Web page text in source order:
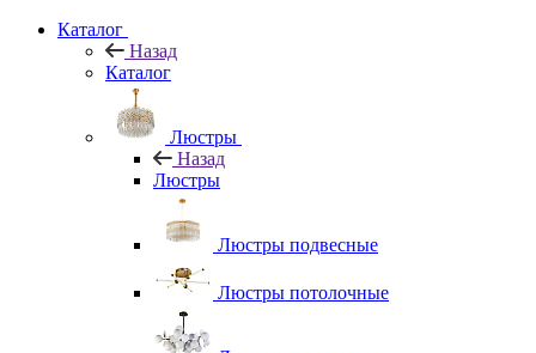
Каталог
Назад
Каталог
Люстры
Назад
Люстры
Люстры подвесные
Люстры потолочные